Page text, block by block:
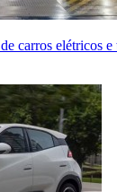
carros elétricos